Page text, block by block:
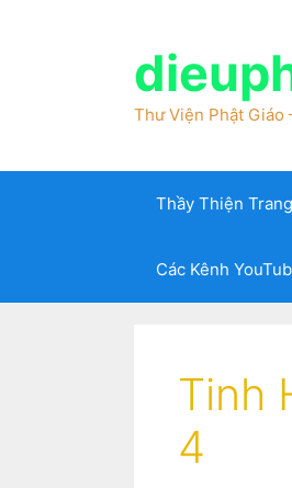
Thư Viện Phật Giáo
Thầy Thiện Trang
Các Kênh
Tinh
4